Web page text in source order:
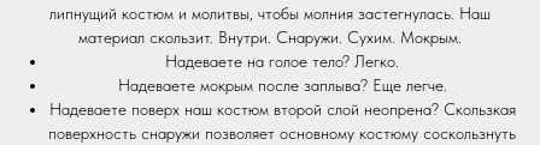
липнущий костюм и молитвы, чтобы молния застегнулась. Наш
материал скользит. Внутри. Снаружи. Сухим. Мокрым.
Надеваете на голое тело? Легко.
Надеваете мокрым после заплыва? Еще легче.
Надеваете поверх наш костюм второй слой неопрена? Скользкая
поверхность снаружи позволяет основному костюму соскользнуть